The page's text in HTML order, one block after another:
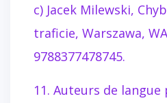
c) Jacek Milewski,
traficie, Warszawa,
9788377478745.
11. Auteurs de